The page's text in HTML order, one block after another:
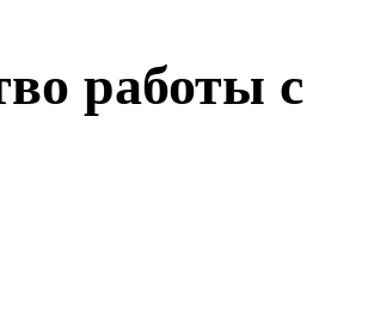
работы с